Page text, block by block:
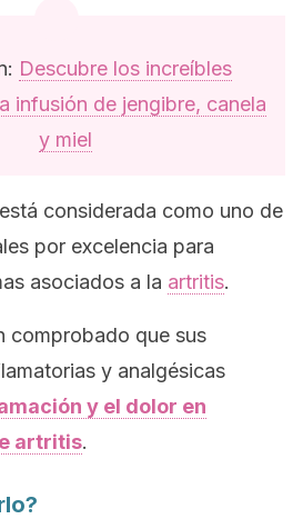
Descubre los increíbles
infusión de jengibre, canela
y miel
considerada como uno de
por excelencia para
asociados a la artritis.
comprobado que sus
y analgésicas
y el dolor en
artritis.